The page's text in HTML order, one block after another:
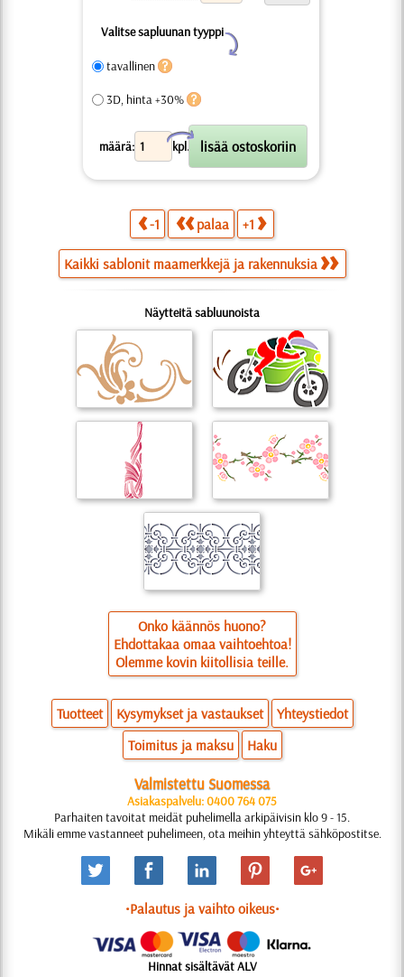
Valitse sapluunan tyyppi
Y
tavallinen
3D, hinta +30%
määrä: kpl.
X
-1 palaa +1
Kaikki sablonit maamerkkejä ja rakennuksia
Näytteitä sabluunoista
Onko käännös huono?
Ehdottakaa omaa vaihtoehtoa!
Olemme kovin kiitollisia teille.
Tuotteet Kysymykset ja vastaukset
Yhteystiedot
Toimitus ja maksu
Haku
Valmistettu Suomessa
Asiakaspalvelu: 0400 764 075
Parhaiten tavoitat meidät puhelimella arkipäivisin klo 9 - 15.
Mikäli emme vastanneet puhelimeen, ota meihin yhteyttä sähköpostitse.
•Palautus ja vaihto oikeus•
Hinnat sisältävät ALV